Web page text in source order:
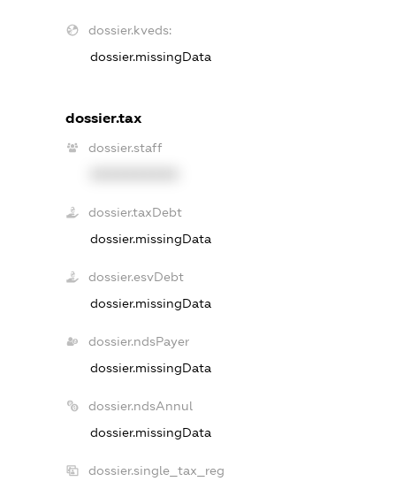
dossier.kveds:
dossier.missingData
dossier.tax
dossier.staff
dossier.taxDebt
dossier.missingData
dossier.esvDebt
dossier.missingData
dossier.ndsPayer
dossier.missingData
dossier.ndsAnnul
dossier.missingData
dossier.single_tax_reg